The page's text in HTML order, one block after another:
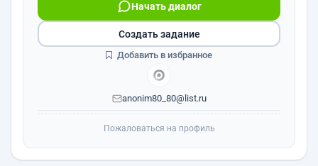
Начать диалог
anonim80_80@list.ru
Создать задание
Добавить в избранное
Пожаловаться на профиль